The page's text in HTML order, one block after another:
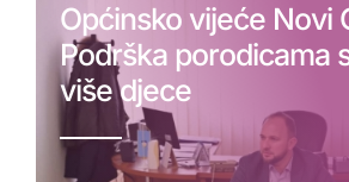
Općinsko vijeće Novi
Podrška porodicama
više djece